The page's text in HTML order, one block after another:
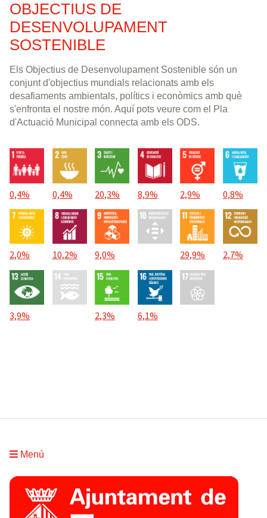
OBJECTIUS DE
DESENVOLUPAMENT
SOSTENIBLE
Els Objectius de Desenvolupament Sostenible són un
conjunt d'objectius mundials relacionats amb els
desafiaments ambientals, polítics i econòmics amb què
s'enfronta el nostre món. Aquí pots veure com el Pla
d'Actuació Municipal connecta amb els ODS.
0,4% 0,4% 20,3% 8,9% 2,9% 0,8%
2,0% 10,2% 9,0% 29,9% 2,7%
3,9% 2,3% 6,1%
Menú